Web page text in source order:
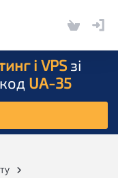
і VPS зі
UA-35